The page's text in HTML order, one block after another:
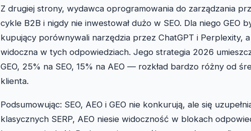
Z drugiej strony, wydawca oprogramowania do zarządzania
cykle B2B i nigdy nie inwestował dużo w SEO. Dla niego GEO
kupujący porównywali narzędzia przez ChatGPT i Perplexity,
widoczna w tych odpowiedziach. Jego strategia 2026
GEO, 25% na SEO, 15% na AEO — rozkład bardzo różny od
klienta.
Podsumowując: SEO, AEO i GEO nie konkurują, ale się
klasycznych SERP, AEO niesie widoczność w blokach